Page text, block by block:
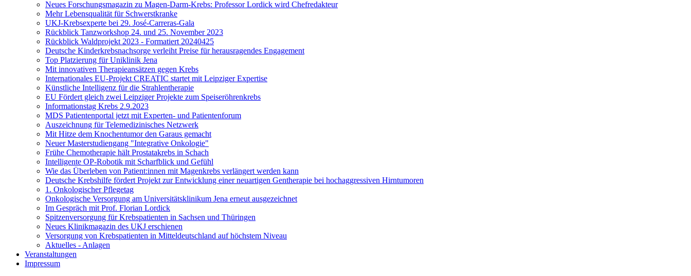
Neues Forschungsmagazin zu Magen-Darm-Krebs: Professor Lordick wird Chefredakteur
Mehr Lebensqualität für Schwerstkranke
UKJ-Krebsexperte bei 29. José-Carreras-Gala
Rückblick Tanzworkshop 24. und 25. November 2023
Rückblick Waldprojekt 2023 - Formatiert 20240425
Deutsche Kinderkrebsnachsorge verleiht Preise für herausragendes Engagement
Top Platzierung für Uniklinik Jena
Mit innovativen Therapieansätzen gegen Krebs
Internationales EU-Projekt CREATIC startet mit Leipziger Expertise
Künstliche Intelligenz für die Strahlentherapie
EU Fördert gleich zwei Leipziger Projekte zum Speiseröhrenkrebs
Informationstag Krebs 2.9.2023
MDS Patientenportal jetzt mit Experten- und Patientenforum
Auszeichnung für Telemedizinisches Netzwerk
Mit Hitze dem Knochentumor den Garaus gemacht
Neuer Masterstudiengang "Integrative Onkologie"
Frühe Chemotherapie hält Prostatakrebs in Schach
Intelligente OP-Robotik mit Scharfblick und Gefühl
Wie das Überleben von Patient:innen mit Magenkrebs verlängert werden kann
Deutsche Krebshilfe fördert Projekt zur Entwicklung einer neuartigen Gentherapie bei hochaggressiven Hirntumoren
1. Onkologischer Pflegetag
Onkologische Versorgung am Universitätsklinikum Jena erneut ausgezeichnet
Im Gespräch mit Prof. Florian Lordick
Spitzenversorgung für Krebspatienten in Sachsen und Thüringen
Neues Klinikmagazin des UKJ erschienen
Versorgung von Krebspatienten in Mitteldeutschland auf höchstem Niveau
Aktuelles - Anlagen
Veranstaltungen
Impressum